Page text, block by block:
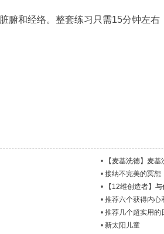
腑和经络。整套练习只需15分钟左右
•
【麦基洗德】麦
•接纳不完美的冥想
•
【12维创造者】
•推荐六个获得内心
•推荐几个超实用的
•新太阳儿童